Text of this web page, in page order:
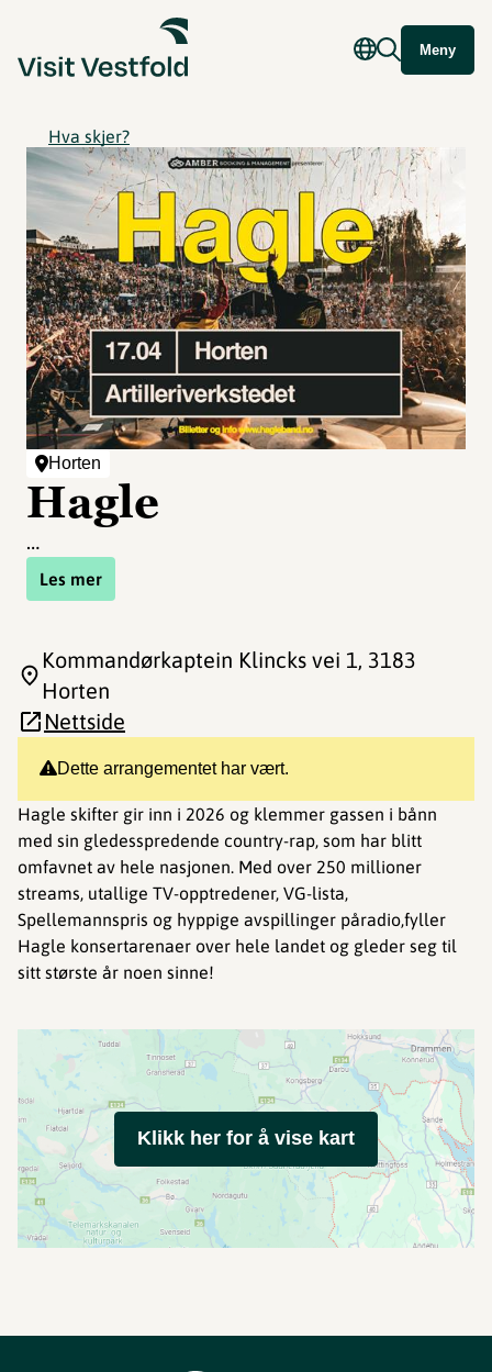
Meny
Hva skjer?
Horten
Hagle
…
Les mer
Dette arrangementet har vært.
Hagle skifter gir inn i 2026 og klemmer gassen i bånn
med sin gledesspredende country-rap, som har blitt
omfavnet av hele nasjonen. Med over 250 millioner
streams, utallige TV-opptredener, VG-lista,
Spellemannspris og hyppige avspillinger påradio,fyller
Hagle konsertarenaer over hele landet og gleder seg til
sitt største år noen sinne!
Kommandørkaptein Klincks vei 1, 3183
Horten
Nettside
Klikk her for å vise kart